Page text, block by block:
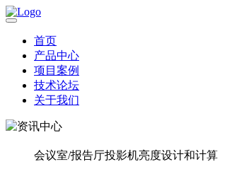
首页
产品中心
项目案例
技术论坛
关于我们
会议室/报告厅投影机亮度设计和计算